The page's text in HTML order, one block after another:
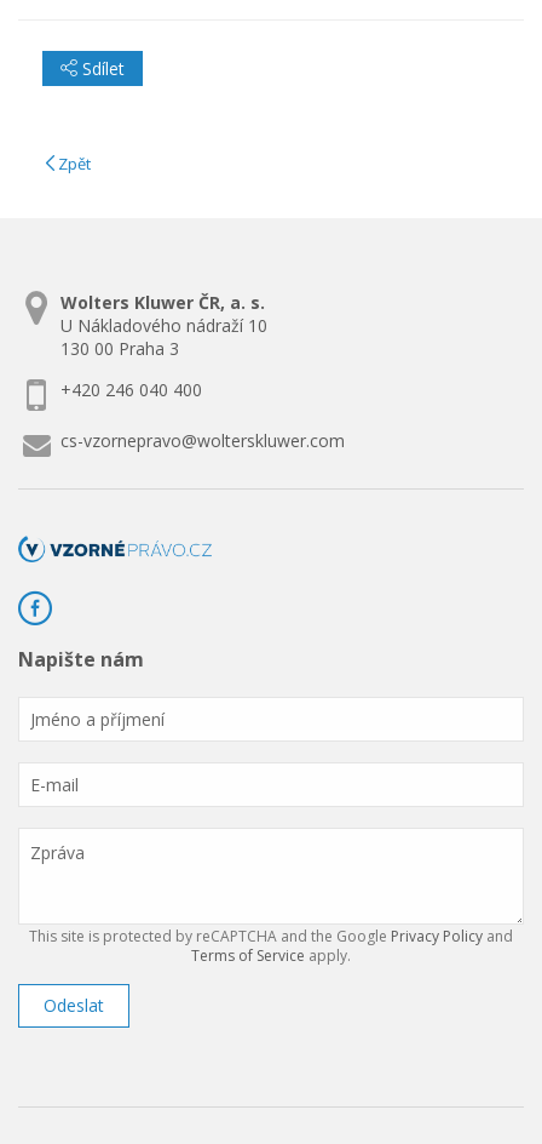
Sdílet
Zpět
Wolters Kluwer ČR, a. s.
U Nákladového nádraží 10
130 00 Praha 3
+420 246 040 400
cs-vzornepravo@wolterskluwer.com
Napište nám
This site is protected by reCAPTCHA and the Google Privacy Policy and
Terms of Service apply.
Odeslat